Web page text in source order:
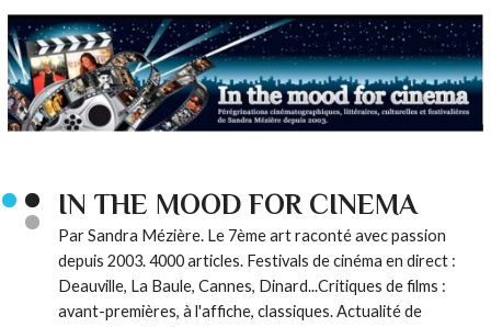
IN THE MOOD FOR CINEMA
Par Sandra Mézière. Le 7ème art raconté avec passion
depuis 2003. 4000 articles. Festivals de cinéma en direct :
Deauville, La Baule, Cannes, Dinard...Critiques de films :
avant-premières, à l'affiche, classiques. Actualité de